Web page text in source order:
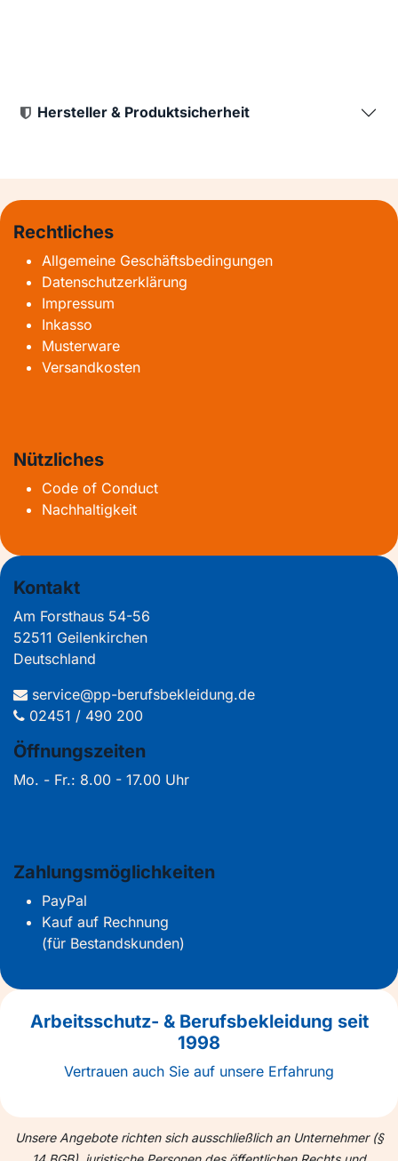
Hersteller & Produktsicherheit
Rechtliches
Allgemeine Geschäftsbedingungen
Datenschutzerklärung
Impressum
Inkasso
Musterware
Versandkosten
Nützliches
Code of Conduct
Nachhaltigkeit
Kontakt
Am Forsthaus 54-56
52511 Geilenkirchen
Deutschland
service@pp-berufsbekleidung.de
02451 / 490 200
Öffnungszeiten
Mo. - Fr.: 8.00 - 17.00 Uhr
Zahlungsmöglichkeiten
PayPal
Kauf auf Rechnung
(für Bestandskunden)
Arbeitsschutz- & Berufsbekleidung seit
1998
Vertrauen auch Sie auf unsere Erfahrung
Unsere Angebote richten sich ausschließlich an Unternehmer (§